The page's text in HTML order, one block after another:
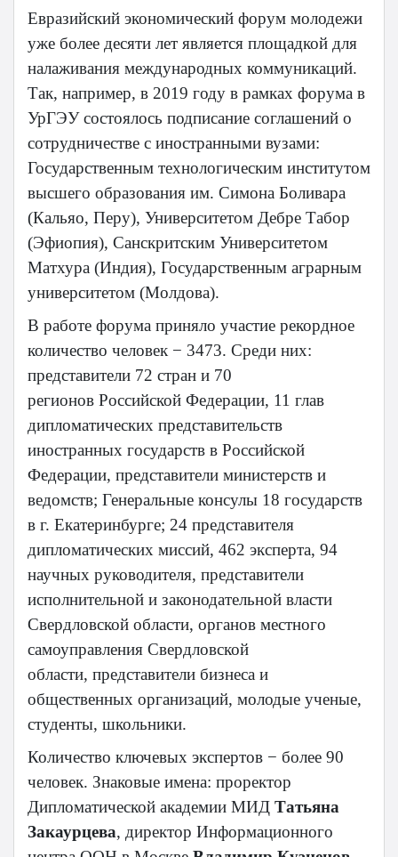
Евразийский экономический форум молодежи
уже более десяти лет является площадкой для
налаживания международных коммуникаций.
Так, например, в 2019 году в рамках форума в
УрГЭУ состоялось подписание соглашений о
сотрудничестве с иностранными вузами:
Государственным технологическим институтом
высшего образования им. Симона Боливара
(Кальяо, Перу), Университетом Дебре Табор
(Эфиопия), Санскритским Университетом
Матхура (Индия), Государственным аграрным
университетом (Молдова).
В работе форума приняло участие рекордное
количество человек − 3473. Среди них:
представители 72 стран и 70
регионов Российской Федерации, 11 глав
дипломатических представительств
иностранных государств в Российской
Федерации, представители министерств и
ведомств; Генеральные консулы 18 государств
в г. Екатеринбурге; 24 представителя
дипломатических миссий, 462 эксперта, 94
научных руководителя, представители
исполнительной и законодательной власти
Свердловской области, органов местного
самоуправления Свердловской
области, представители бизнеса и
общественных организаций, молодые ученые,
студенты, школьники.
Количество ключевых экспертов − более 90
человек. Знаковые имена: проректор
Дипломатической академии МИД Татьяна
Закаурцева, директор Информационного